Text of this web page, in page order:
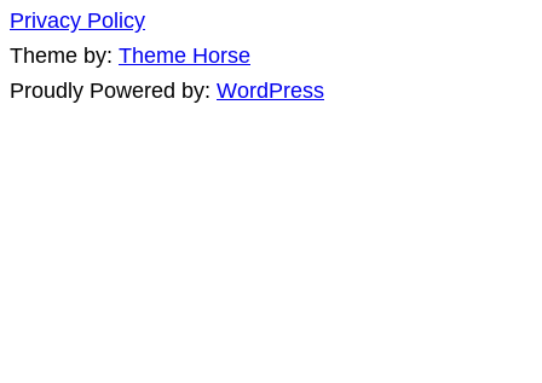
Privacy Policy
Theme by: Theme Horse
Proudly Powered by: WordPress